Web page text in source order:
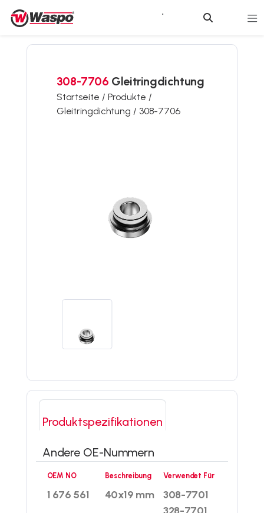
308-7706 Gleitringdichtung
Startseite / Produkte /
Gleitringdichtung / 308-7706
Produktspezifikationen
Andere OE-Nummern
OEM NO
1 676 561
Beschreibung
40x19 mm
Verwendet Für
308-7701
328-7701